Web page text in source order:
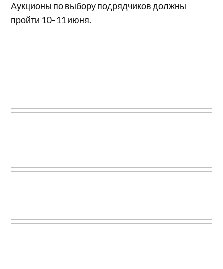
Аукционы по выбору подрядчиков должны
пройти 10–11 июня.